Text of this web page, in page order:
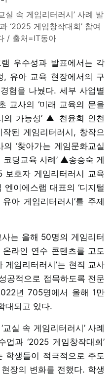
실 속 게임리터러시’ 사례 발
‘2025 게임창작대회’ 참여
/ 출처=IT동아
우수성과 발표에서는 각
, 유아 교육 현장에서의 구
험을 나눴다. 세부 사업별
교사의 ‘미래 교육의 문을
의 가능성’ ▲ 천윤희 인천
된 게임리터러시, 창작으
‘찾아가는 게임문화교실
딩교육 사례’ ▲송승숙 게
보호자 게임리터러시 교육
이에스랩 대표의 ‘디지털
아 게임리터러시’를 주제
는 올해 50명의 게임리터
라인 연수 콘텐츠를 고도
게임리터러시’는 현직 교사
공적으로 접목하도록 전문
년 705명에서 올해 1만
대되고 있다.
실 속 게임리터러시’ 사례
과 ‘2025 게임창작대회’
학생들이 적극적으로 주도
장의 변화를 전했다. 학생